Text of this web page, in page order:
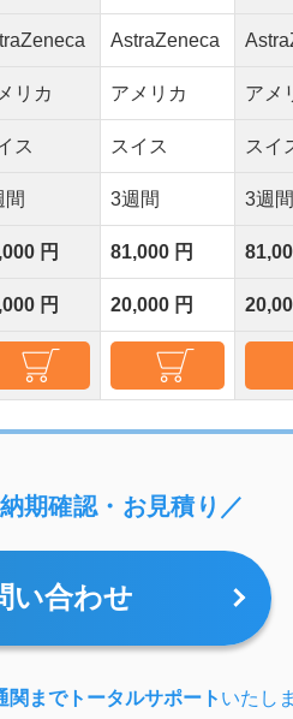
AstraZeneca
リカ アメリカ アメ
ス スイス スイ
間 3週間 3週間
円 81,000 円
円 20,000 円
期確認・お見積り／
い合わせ
関までトータルサポート いたし